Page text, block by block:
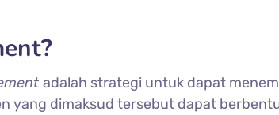
adalah strategi untuk dapat
yang dimaksud tersebut dapat